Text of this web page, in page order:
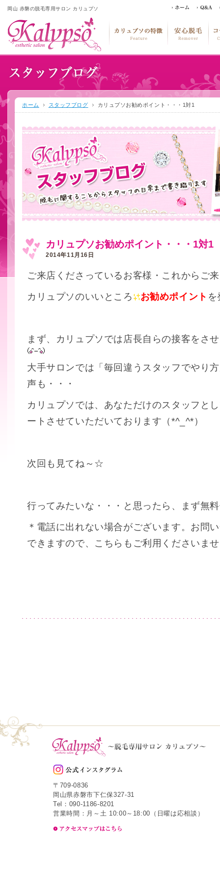
岡山 赤磐の脱毛専用サロン カリュプソ
ホーム スタッフブログ カリュプソお勧めポイント・・・1対1
カリュプソお勧めポイント・・・1対1
2014年11月16日
ご来店くださっているお客様・これからご
カリュプソのいいところ
お勧めポイント
まず、カリュプソでは店長自らの接客をさ
大手サロンでは「毎回違うスタッフでやり
声も・・・
カリュプソでは、あなただけのスタッフと
ートさせていただいております（*^_^*）
次回も見てね～☆
行ってみたいな・・・と思ったら、まず無
＊電話に出れない場合がございます。お問
できますので、こちらもご利用くださいませ
〒709-0836
岡山県赤磐市下仁保327-31
Tel：090-1186-8201
営業時間：月～土 10:00～18:00（日曜は応相談）